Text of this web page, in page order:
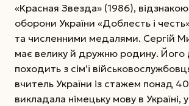
«Красная Звезда» (1986), відзнакою
оборони України «Доблесть і
та численними медалями. Сергій
має велику й дружню родину. Його
походить з сім’ї
вчитель України із стажем понад 40
викладала німецьку мову в Украї­ні,